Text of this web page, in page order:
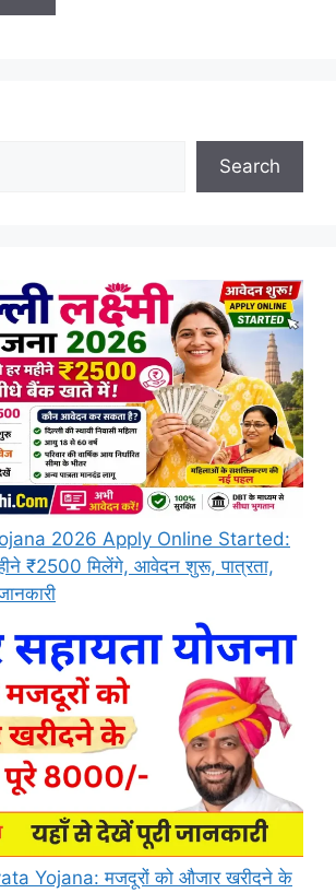
Search
2026 Apply Online Started:
₹2500 मिलेंगे, आवेदन शुरू, पात्रता,
Yojana: मजदूरों को औजार खरीदने के